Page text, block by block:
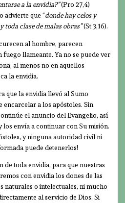
a la envidia?”(Pro 27,4)
advierte que “donde hay celos y
toda clase de malas obras”(St 3,16).
al hombre, parecen
llameante. Ya no se puede ver
al menos no en aquellos
la envidia.
que la envidia llevó al Sumo
encarcelar a los apóstoles. Sin
el anuncio del Evangelio, así
los envía a continuar con Su misión.
y ninguna autoridad civil ni
puede detenerlos!
toda envidia, para que nuestras
con envidia los dones de las
naturales o intelectuales, ni mucho
al servicio de Dios. Si